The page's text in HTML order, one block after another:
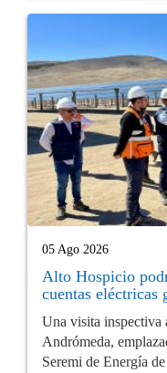
05 Ago 2026
Alto Hospicio
cuentas eléctricas
Una visita inspectiva
Andrómeda,
Seremi de Energía